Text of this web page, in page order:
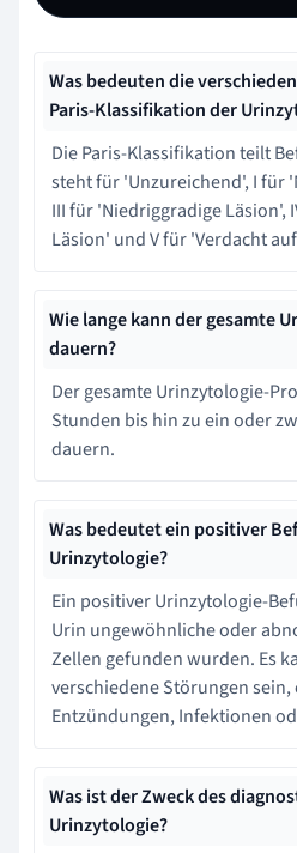
Was bedeuten die
Paris-Klassifikation der
Die Paris-Klassifikation teilt
steht für 'Unzureichend', I für
III für 'Niedriggradige Läsion',
Läsion' und V für 'Verdacht
Wie lange kann der gesamte
dauern?
Der gesamte Urinzytologie-
Stunden bis hin zu ein oder
dauern.
Was bedeutet ein positiver
Urinzytologie?
Ein positiver Urinzytologie-
Urin ungewöhnliche oder
Zellen gefunden wurden. Es
verschiedene Störungen
Entzündungen, Infektionen
Was ist der Zweck des
Urinzytologie?